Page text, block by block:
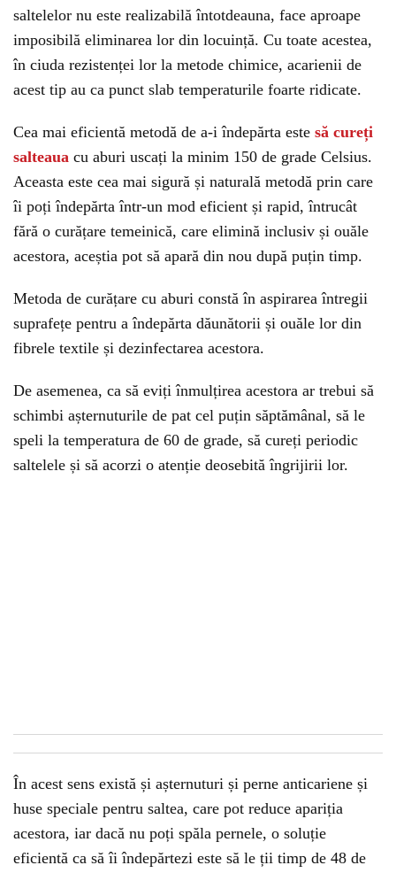
saltelelor nu este realizabilă întotdeauna, face aproape
imposibilă eliminarea lor din locuință. Cu toate acestea,
în ciuda rezistenței lor la metode chimice, acarienii de
acest tip au ca punct slab temperaturile foarte ridicate.
Cea mai eficientă metodă de a-i îndepărta este să cureți
salteaua cu aburi uscați la minim 150 de grade Celsius.
Aceasta este cea mai sigură și naturală metodă prin care
îi poți îndepărta într-un mod eficient și rapid, întrucât
fără o curățare temeinică, care elimină inclusiv și ouăle
acestora, aceștia pot să apară din nou după puțin timp.
Metoda de curățare cu aburi constă în aspirarea întregii
suprafețe pentru a îndepărta dăunătorii și ouăle lor din
fibrele textile și dezinfectarea acestora.
De asemenea, ca să eviți înmulțirea acestora ar trebui să
schimbi așternuturile de pat cel puțin săptămânal, să le
speli la temperatura de 60 de grade, să cureți periodic
saltelele și să acorzi o atenție deosebită îngrijirii lor.
În acest sens există și așternuturi și perne anticariene și
huse speciale pentru saltea, care pot reduce apariția
acestora, iar dacă nu poți spăla pernele, o soluție
eficientă ca să îi îndepărtezi este să le ții timp de 48 de